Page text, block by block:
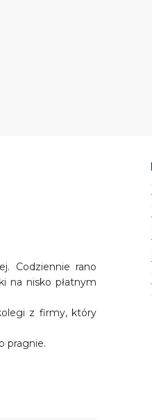
Codziennie rano
na nisko płatnym
z firmy, który
pragnie.